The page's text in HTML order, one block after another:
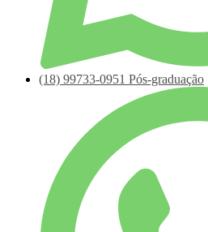
(18) 99733-0951 Pós-graduação